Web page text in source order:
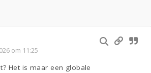
om 11:25
Het is maar een globale